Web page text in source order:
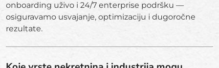
onboarding uživo i 24/7 enterprise podršku —
osiguravamo usvajanje, optimizaciju i dugoročne
rezultate.